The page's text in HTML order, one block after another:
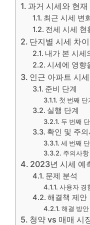
과거 시세와 현재
최근 시세 변
전세 시세 현
단지별 시세 차
내가 본 시세
시세에 영향
인근 아파트 시
준비 단계
첫 번째
실행 단계
두 번째
확인 및 주
세 번째
주의사항
2023년 시세 예
문제 분석
사용자 경
해결책 제안
해결 방안
청약 vs 매매 시